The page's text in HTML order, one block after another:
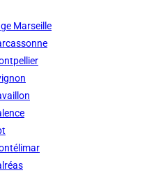
Marseille